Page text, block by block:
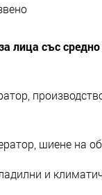
лица със
шиене на
и